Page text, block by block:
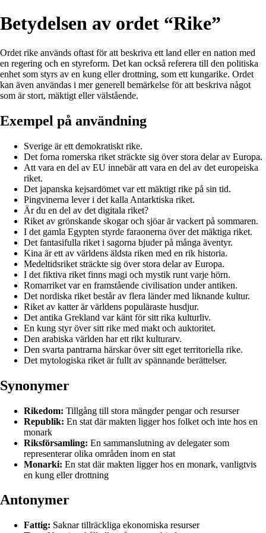
Betydelsen av ordet “Rike”
Ordet rike används oftast för att beskriva ett land eller en nation med
en regering och en styreform. Det kan också referera till den politiska
enhet som styrs av en kung eller drottning, som ett kungarike. Ordet
kan även användas i mer generell bemärkelse för att beskriva något
som är stort, mäktigt eller välstående.
Exempel på användning
Sverige är ett demokratiskt rike.
Det forna romerska riket sträckte sig över stora delar av Europa.
Att vara en del av EU innebär att vara en del av det europeiska
riket.
Det japanska kejsardömet var ett mäktigt rike på sin tid.
Pingvinerna lever i det kalla Antarktiska riket.
Är du en del av det digitala riket?
Riket av grönskande skogar och sjöar är vackert på sommaren.
I det gamla Egypten styrde faraonerna över det mäktiga riket.
Det fantasifulla riket i sagorna bjuder på många äventyr.
Kina är ett av världens äldsta riken med en rik historia.
Medeltidsriket sträckte sig över stora delar av Europa.
I det fiktiva riket finns magi och mystik runt varje hörn.
Romarriket var en framstående civilisation under antiken.
Det nordiska riket består av flera länder med liknande kultur.
Riket av katter är världens populäraste husdjur.
Det antika Grekland var känt för sitt rika kulturliv.
En kung styr över sitt rike med makt och auktoritet.
Den arabiska världen har ett rikt kulturarv.
Den svarta pantrarna härskar över sitt eget territoriella rike.
Det mytologiska riket är fullt av spännande berättelser.
Synonymer
Rikedom: Tillgång till stora mängder pengar och resurser
Republik: En stat där makten ligger hos folket och inte hos en
monark
Riksförsamling: En sammanslutning av delegater som
representerar olika områden inom en stat
Monarki: En stat där makten ligger hos en monark, vanligtvis
en kung eller drottning
Antonymer
Fattig: Saknar tillräckliga ekonomiska resurser